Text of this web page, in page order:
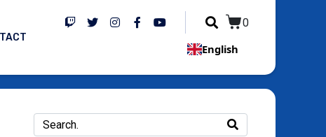
0
English